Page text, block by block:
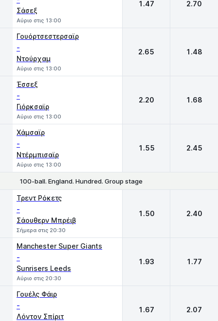
Σάσεξ
Αύριο στις 13:00
1.47 2.70
Γουόρτσεστερσαϊρ
-
Ντούρχαμ
Αύριο στις 13:00
2.65 1.48
Έσσεξ
-
Γιόρκσαϊρ
Αύριο στις 13:00
2.20 1.68
Χάμσαϊρ
-
Ντέρμπισαϊρ
Αύριο στις 13:00
1.55 2.45
100-ball. England. Hundred. Group stage
Τρεντ Ρόκετς
-
Σάουθερν Μπρέιβ
Σήμερα στις 20:30
1.50 2.40
Manchester Super Giants
-
Sunrisers Leeds
Αύριο στις 20:30
1.93 1.77
Γουέλς Φάιρ
-
Λόντον Σπίριτ
1.67 2.07